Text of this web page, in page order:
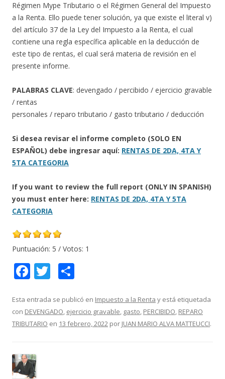
Régimen Mype Tributario o el Régimen General del Impuesto
a la Renta. Ello puede tener solución, ya que existe el literal v)
del artículo 37 de la Ley del Impuesto a la Renta, el cual
contiene una regla específica aplicable en la deducción de
este tipo de rentas, el cual será materia de revisión en el
presente informe.
PALABRAS CLAVE: devengado / percibido / ejercicio gravable
/ rentas
personales / reparo tributario / gasto tributario / deducción
Si desea revisar el informe completo (SOLO EN
ESPAÑOL) debe ingresar aquí: RENTAS DE 2DA, 4TA Y
5TA CATEGORIA
If you want to review the full report (ONLY IN SPANISH)
you must enter here: RENTAS DE 2DA, 4TA Y 5TA
CATEGORIA
Puntuación: 5 / Votos: 1
F
e
b
o
k
T
itt
er
m
p
Esta entrada se publicó en Impuesto a la Renta y está etiquetada
con DEVENGADO, ejercicio gravable, gasto, PERCIBIDO, REPARO
TRIBUTARIO en 13 febrero, 2022 por JUAN MARIO ALVA MATTEUCCI.